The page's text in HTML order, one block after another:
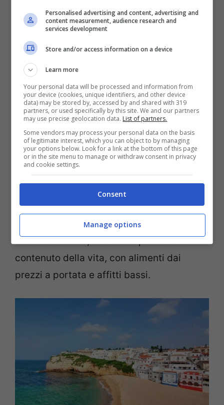
Dove andare a vivere in Europa?
Questa località è sempre più
apprezzata e non è difficile
capire il perché
L’Algarve si trova nella parte meridionale
del Portogalloe, negli ultimi anni, si sta
affermando come una località molto
gettonata – soprattutto tra i residenti del
nord e centro Europa -, in cui sempre più
persone decidono di trasferirsi. La ragione
si contraddistingue per la facilità di
accesso ai servizi sanitari e la sicurezza
delle sue strade, ma anche per il costo
contenuto della vita, con alimenti dai
prezzi a portata e affitti bassi.
Personalised advertising and content, advertising and
content measurement, audience research and
services development
Store and/or access information on a device
Learn more
Your personal data will be processed and information from
your device (cookies, unique identifiers, and other device
data) may be stored by, accessed by and shared with 319
partners, or used specifically by this site. We and our partners
may use precise geolocation data. List of partners.
Some vendors may process your personal data on the basis
of legitimate interest, which you can object to by managing
your options below. Look for a link at the bottom of this page
or in the site menu to manage or withdraw consent in privacy
and cookie settings.
Consent
Manage options